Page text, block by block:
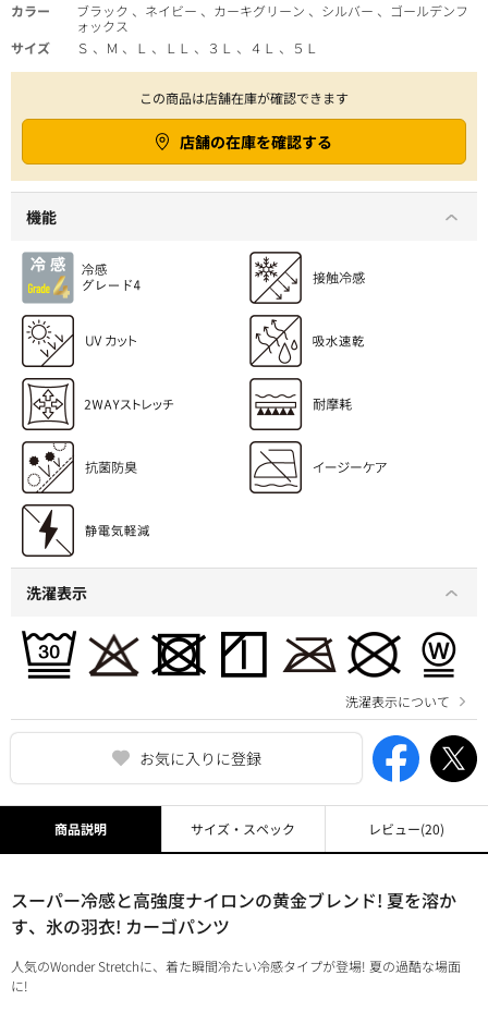
お気に入りに登録
カラー
ブラック 、ネイビー 、カーキグリーン 、シルバー 、ゴールデンフ
ォックス
サイズ
Ｓ 、Ｍ 、Ｌ 、ＬＬ 、３Ｌ 、４Ｌ 、５Ｌ
この商品は店舗在庫が確認できます
店舗の在庫を確認する
機能
洗濯表示
洗濯表示について
商品説明
スーパー冷感と高強度ナイロンの黄金ブレンド! 夏を溶か
す、氷の羽衣! カーゴパンツ
人気のWonder Stretchに、着た瞬間冷たい冷感タイプが登場! 夏の過酷な場面
に!
サイズ・スペック レビュー(20)